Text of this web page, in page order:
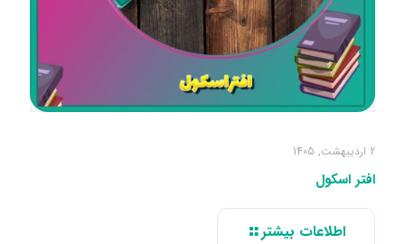
2 اردیبهشت, 1405
افتر اسکول
اطلاعات بیشتر